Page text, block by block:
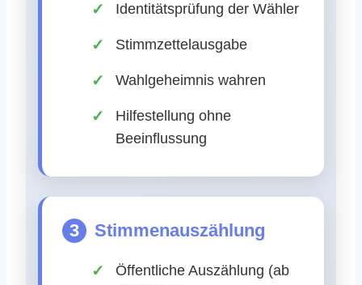
Identitätsprüfung der Wähler
Stimmzettelausgabe
Wahlgeheimnis wahren
Hilfestellung ohne
Beeinflussung
3 Stimmenauszählung
Öffentliche Auszählung (ab